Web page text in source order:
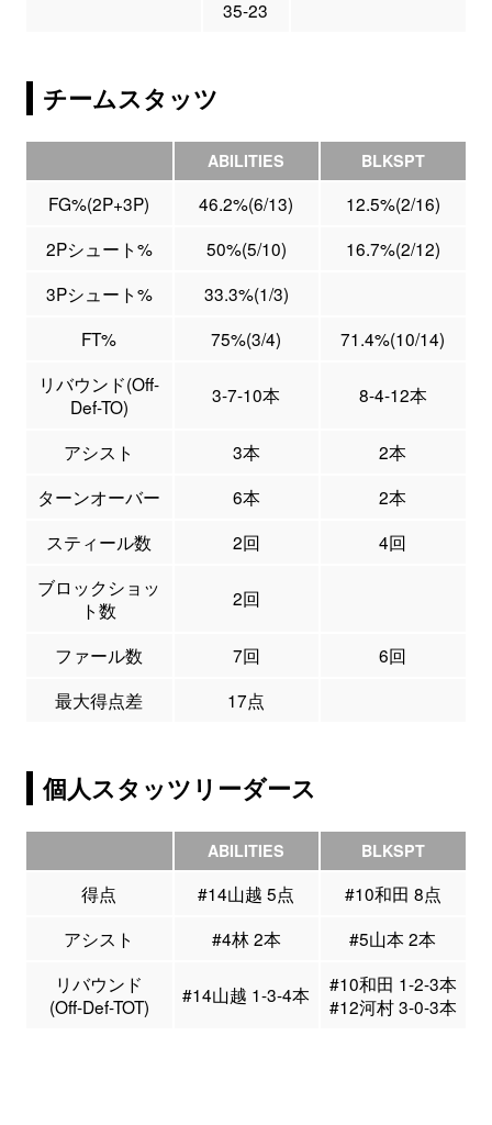
35-23
チームスタッツ
ABILITIES BLKSPT
FG%(2P+3P) 46.2%(6/13)
12.5%(2/16)
2Pシュート%
50%(5/10)
16.7%(2/12)
3Pシュート%
33.3%(1/3)
FT%
75%(3/4)
71.4%(10/14)
リバウンド(Off-
Def-TO)
3-7-10本 8-4-12本
アシスト 3本
2本
ターンオーバー
6本
2本
スティール数
2回
4回
ブロックショッ
ト数
2回
ファール数 7回
6回
最大得点差
17点
個人スタッツリーダース
ABILITIES BLKSPT
得点 #14山越 5点
#10和田 8点
アシスト
#4林 2本
#5山本 2本
リバウンド
(Off-Def-TOT)
#14山越 1-3-4本
#10和田 1-2-3本
#12河村 3-0-3本